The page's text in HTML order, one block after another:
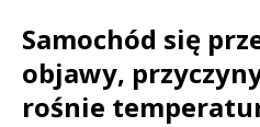
Samochód się
objawy,
rośnie